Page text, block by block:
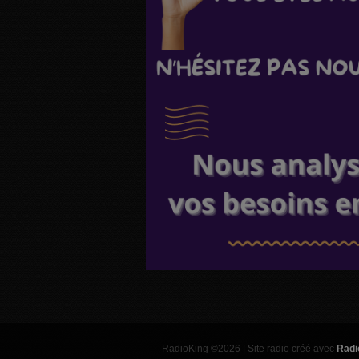
RadioKing ©2026 | Site radio créé avec